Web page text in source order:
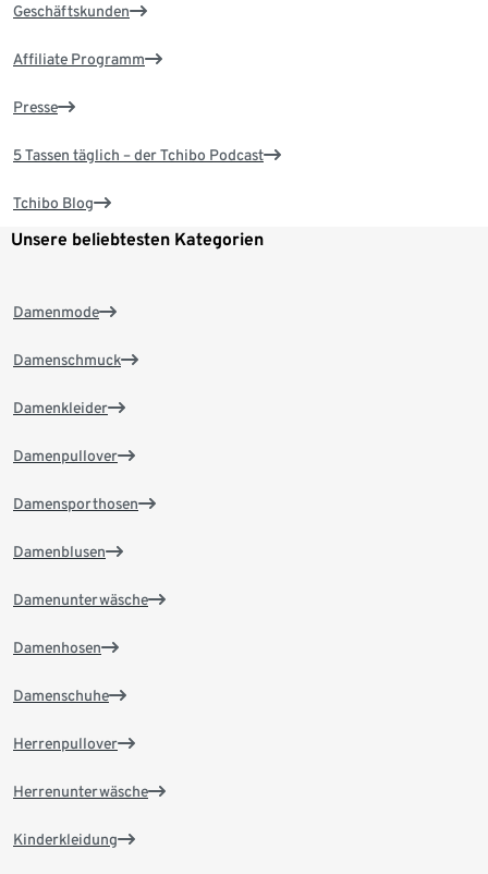
Geschäftskunden
Affiliate Programm
Presse
5 Tassen täglich – der Tchibo Podcast
Tchibo Blog
Unsere beliebtesten Kategorien
Damenmode
Damenschmuck
Damenkleider
Damenpullover
Damensporthosen
Damenblusen
Damenunterwäsche
Damenhosen
Damenschuhe
Herrenpullover
Herrenunterwäsche
Kinderkleidung